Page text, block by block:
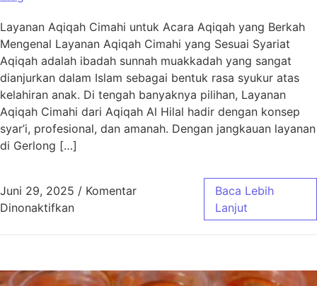
Layanan Aqiqah Cimahi untuk Acara Aqiqah yang Berkah
Mengenal Layanan Aqiqah Cimahi yang Sesuai Syariat
Aqiqah adalah ibadah sunnah muakkadah yang sangat
dianjurkan dalam Islam sebagai bentuk rasa syukur atas
kelahiran anak. Di tengah banyaknya pilihan, Layanan
Aqiqah Cimahi dari Aqiqah Al Hilal hadir dengan konsep
syar’i, profesional, dan amanah. Dengan jangkauan layanan
di Gerlong […]
Juni 29, 2025 / Komentar
Dinonaktifkanpada Layanan Aqiqah Cimahi untuk Acara
Baca Lebih
Lanjut